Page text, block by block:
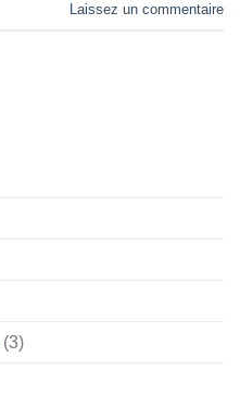
Laissez un commentaire
(3)